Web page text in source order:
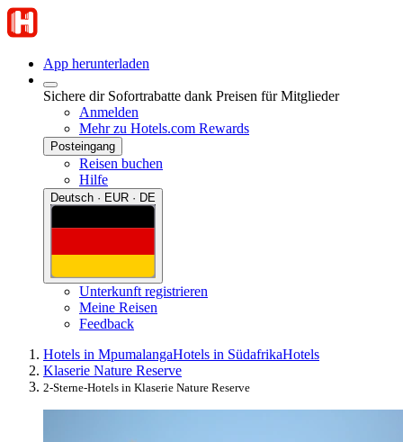
App herunterladen
Sichere dir Sofortrabatte dank Preisen für Mitglieder
Anmelden
Mehr zu Hotels.com Rewards
Posteingang
Reisen buchen
Hilfe
Deutsch · EUR · DE
Unterkunft registrieren
Meine Reisen
Feedback
Hotels in MpumalangaHotels in SüdafrikaHotels
Klaserie Nature Reserve
2-Sterne-Hotels in Klaserie Nature Reserve